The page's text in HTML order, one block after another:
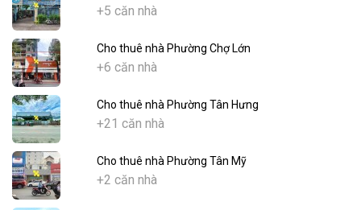
+5 căn nhà
Cho thuê nhà Phường Chợ Lớn
+6 căn nhà
Cho thuê nhà Phường Tân Hưng
+21 căn nhà
Cho thuê nhà Phường Tân Mỹ
+2 căn nhà